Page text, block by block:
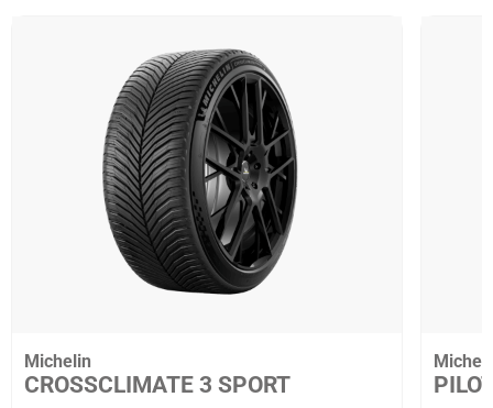
Michelin
CROSSCLIMATE 3 SPORT